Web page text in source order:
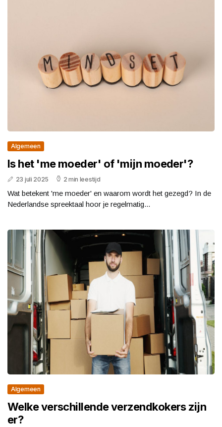
Algemeen
Is het 'me moeder' of 'mijn moeder'?
23 juli 2025 2 min leestijd
Wat betekent 'me moeder' en waarom wordt het gezegd? In de
Nederlandse spreektaal hoor je regelmatig...
Algemeen
Welke verschillende verzendkokers zijn
er?